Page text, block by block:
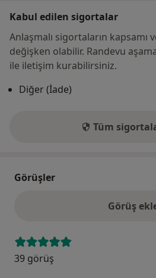
Kabul edilen sigortalar
Anlaşmalı sigortaların kapsamı
değişken olabilir. Randevu
ile iletişim kurabilirsiniz.
Diğer (İade)
Tüm
Görüşler
Görüş
39 görüş